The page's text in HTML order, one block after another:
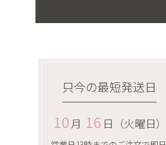
只今の最短発送日
10 月 16 日（火曜日）